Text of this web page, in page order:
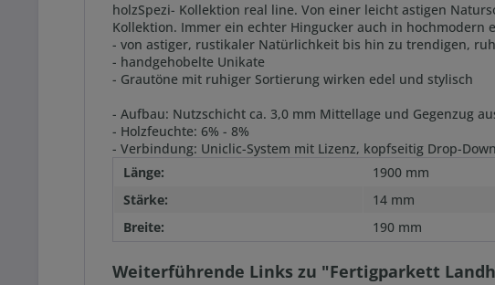
holzSpezi- Kollektion real line. Von einer leicht astigen
Kollektion. Immer ein echter Hingucker auch in hochmodern
- von astiger, rustikaler Natürlichkeit bis hin zu trendigen,
- handgehobelte Unikate
- Grautöne mit ruhiger Sortierung wirken edel und stylisch
- Aufbau: Nutzschicht ca. 3,0 mm Mittellage und Gegenzug
- Holzfeuchte: 6% - 8%
- Verbindung: Uniclic-System mit Lizenz, kopfseitig Drop-Down
Länge:
1900 mm
Stärke:
14 mm
Breite:
190 mm
Weiterführende Links zu "Fertigparkett